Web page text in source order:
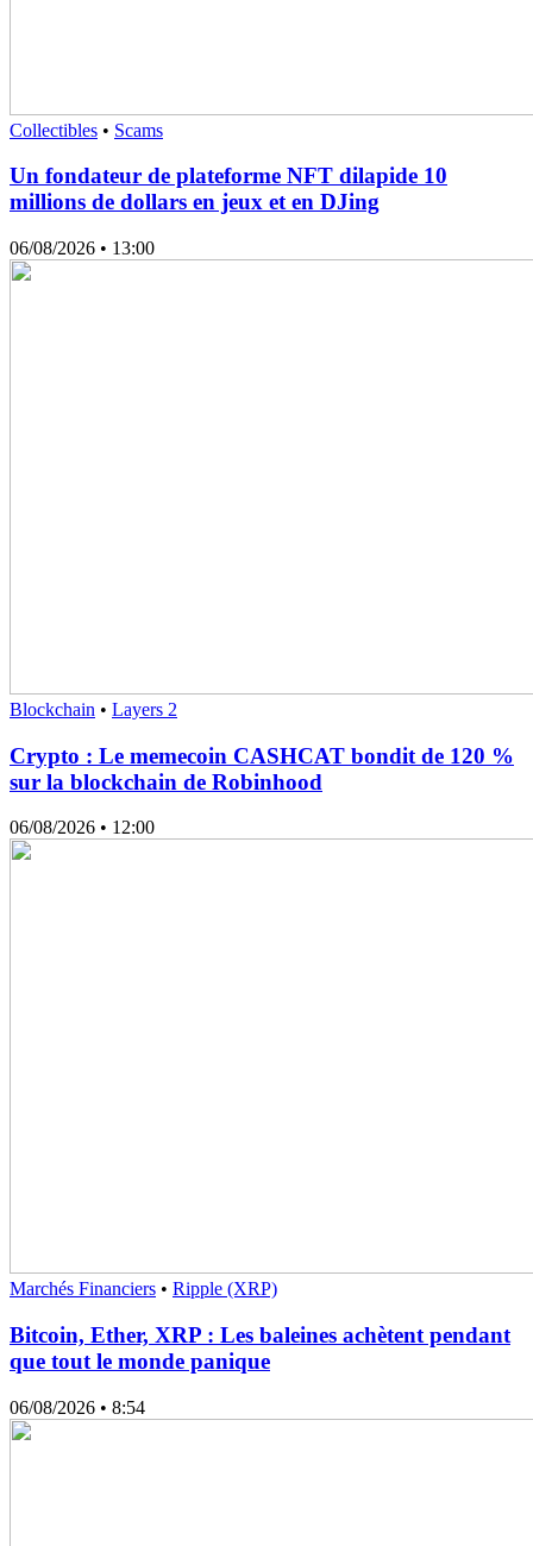
Collectibles • Scams
Un fondateur de plateforme NFT dilapide 10
millions de dollars en jeux et en DJing
06/08/2026 • 13:00
Blockchain • Layers 2
Crypto : Le memecoin CASHCAT bondit de 120 %
sur la blockchain de Robinhood
06/08/2026 • 12:00
Marchés Financiers • Ripple (XRP)
Bitcoin, Ether, XRP : Les baleines achètent pendant
que tout le monde panique
06/08/2026 • 8:54